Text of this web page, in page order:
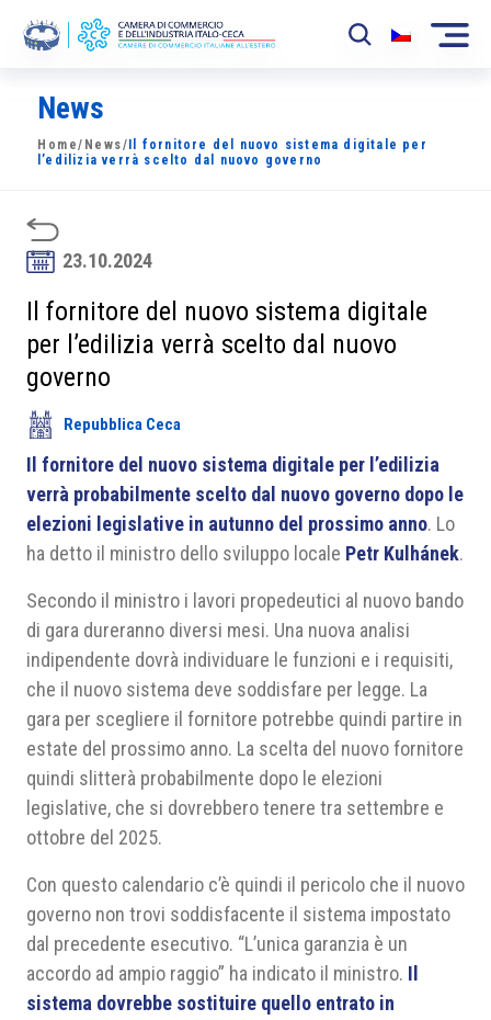
La Camera
News
Sviluppo Mercato
Soci
Partner
Area riservata
News
Home/ News/ Il fornitore del nuovo sistema digitale per
l’edilizia verrà scelto dal nuovo governo
23.10.2024
Il fornitore del nuovo sistema digitale
per l’edilizia verrà scelto dal nuovo
governo
Repubblica Ceca
Il fornitore del nuovo sistema digitale per l’edilizia
verrà probabilmente scelto dal nuovo governo dopo le
elezioni legislative in autunno del prossimo anno. Lo
ha detto il ministro dello sviluppo locale Petr Kulhánek.
Secondo il ministro i lavori propedeutici al nuovo bando
di gara dureranno diversi mesi. Una nuova analisi
indipendente dovrà individuare le funzioni e i requisiti,
che il nuovo sistema deve soddisfare per legge. La
gara per scegliere il fornitore potrebbe quindi partire in
estate del prossimo anno. La scelta del nuovo fornitore
quindi slitterà probabilmente dopo le elezioni
legislative, che si dovrebbero tenere tra settembre e
ottobre del 2025.
Con questo calendario c’è quindi il pericolo che il nuovo
governo non trovi soddisfacente il sistema impostato
dal precedente esecutivo. “L’unica garanzia è un
accordo ad ampio raggio” ha indicato il ministro. Il
sistema dovrebbe sostituire quello entrato in